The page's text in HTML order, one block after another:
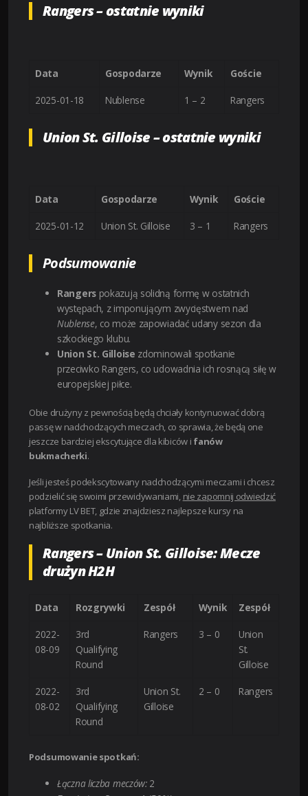
Rangers – ostatnie wyniki
Data Gospodarze Wynik Goście
2025-01-18 Nublense 1 – 2 Rangers
Union St. Gilloise – ostatnie wyniki
Data Gospodarze Wynik Goście
2025-01-12 Union St. Gilloise 3 – 1 Rangers
Podsumowanie
Rangerspokazują solidną formę w ostatnich
występach, z imponującym zwycięstwem nad
Nublense, co może zapowiadać udany sezon dla
szkockiego klubu.
Union St. Gilloise zdominowali spotkanie
przeciwko Rangers, co udowadnia ich rosnącą siłę w
europejskiej piłce.
Obie drużyny z pewnością będą chciały kontynuować dobrą
passę w nadchodzących meczach, co sprawia, że będą one
jeszcze bardziej ekscytujące dla kibiców i fanów
bukmacherki.
Jeśli jesteś podekscytowany nadchodzącymi meczami i chcesz
podzielić się swoimi przewidywaniami, nie zapomnij odwiedzić
platformy LV BET, gdzie znajdziesz najlepsze kursy na
najbliższe spotkania.
Rangers – Union St. Gilloise: Mecze
drużyn H2H
Data Rozgrywki Zespół Wynik Zespół
2022-
08-09
3rd
Qualifying
Round
Rangers 3 – 0
Union
St.
Gilloise
2022-
08-02
3rd
Qualifying
Round
Union St.
Gilloise
2 – 0 Rangers
Podsumowanie spotkań:
Łączna liczba meczów:2